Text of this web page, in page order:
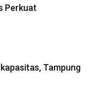
Perkuat
Tampung